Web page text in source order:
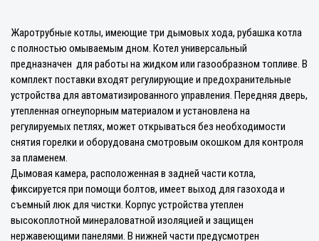
Жаротрубные котлы, имеющие три дымовых хода, рубашка котла
с полностью омываемым дном. Котел универсальный
предназначен для работы на жидком или газообразном топливе. В
комплект поставки входят регулирующие и предохранительные
устройства для автоматизированного управления. Передняя дверь,
утепленная огнеупорным материалом и установлена на
регулируемых петлях, может открываться без необходимости
снятия горелки и оборудована смотровым окошком для контроля
за пламенем.
Дымовая камера, расположенная в задней части котла,
фиксируется при помощи болтов, имеет выход для газохода и
съемный люк для чистки. Корпус устройства утеплен
высокоплотной минераловатной изоляцией и защищен
нержавеющими панелями. В нижней части предусмотрен